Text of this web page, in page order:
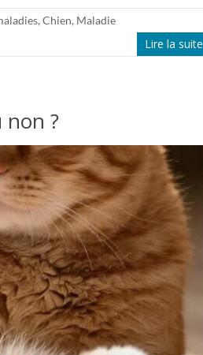
, Chien, Maladie
Lire la suite
?